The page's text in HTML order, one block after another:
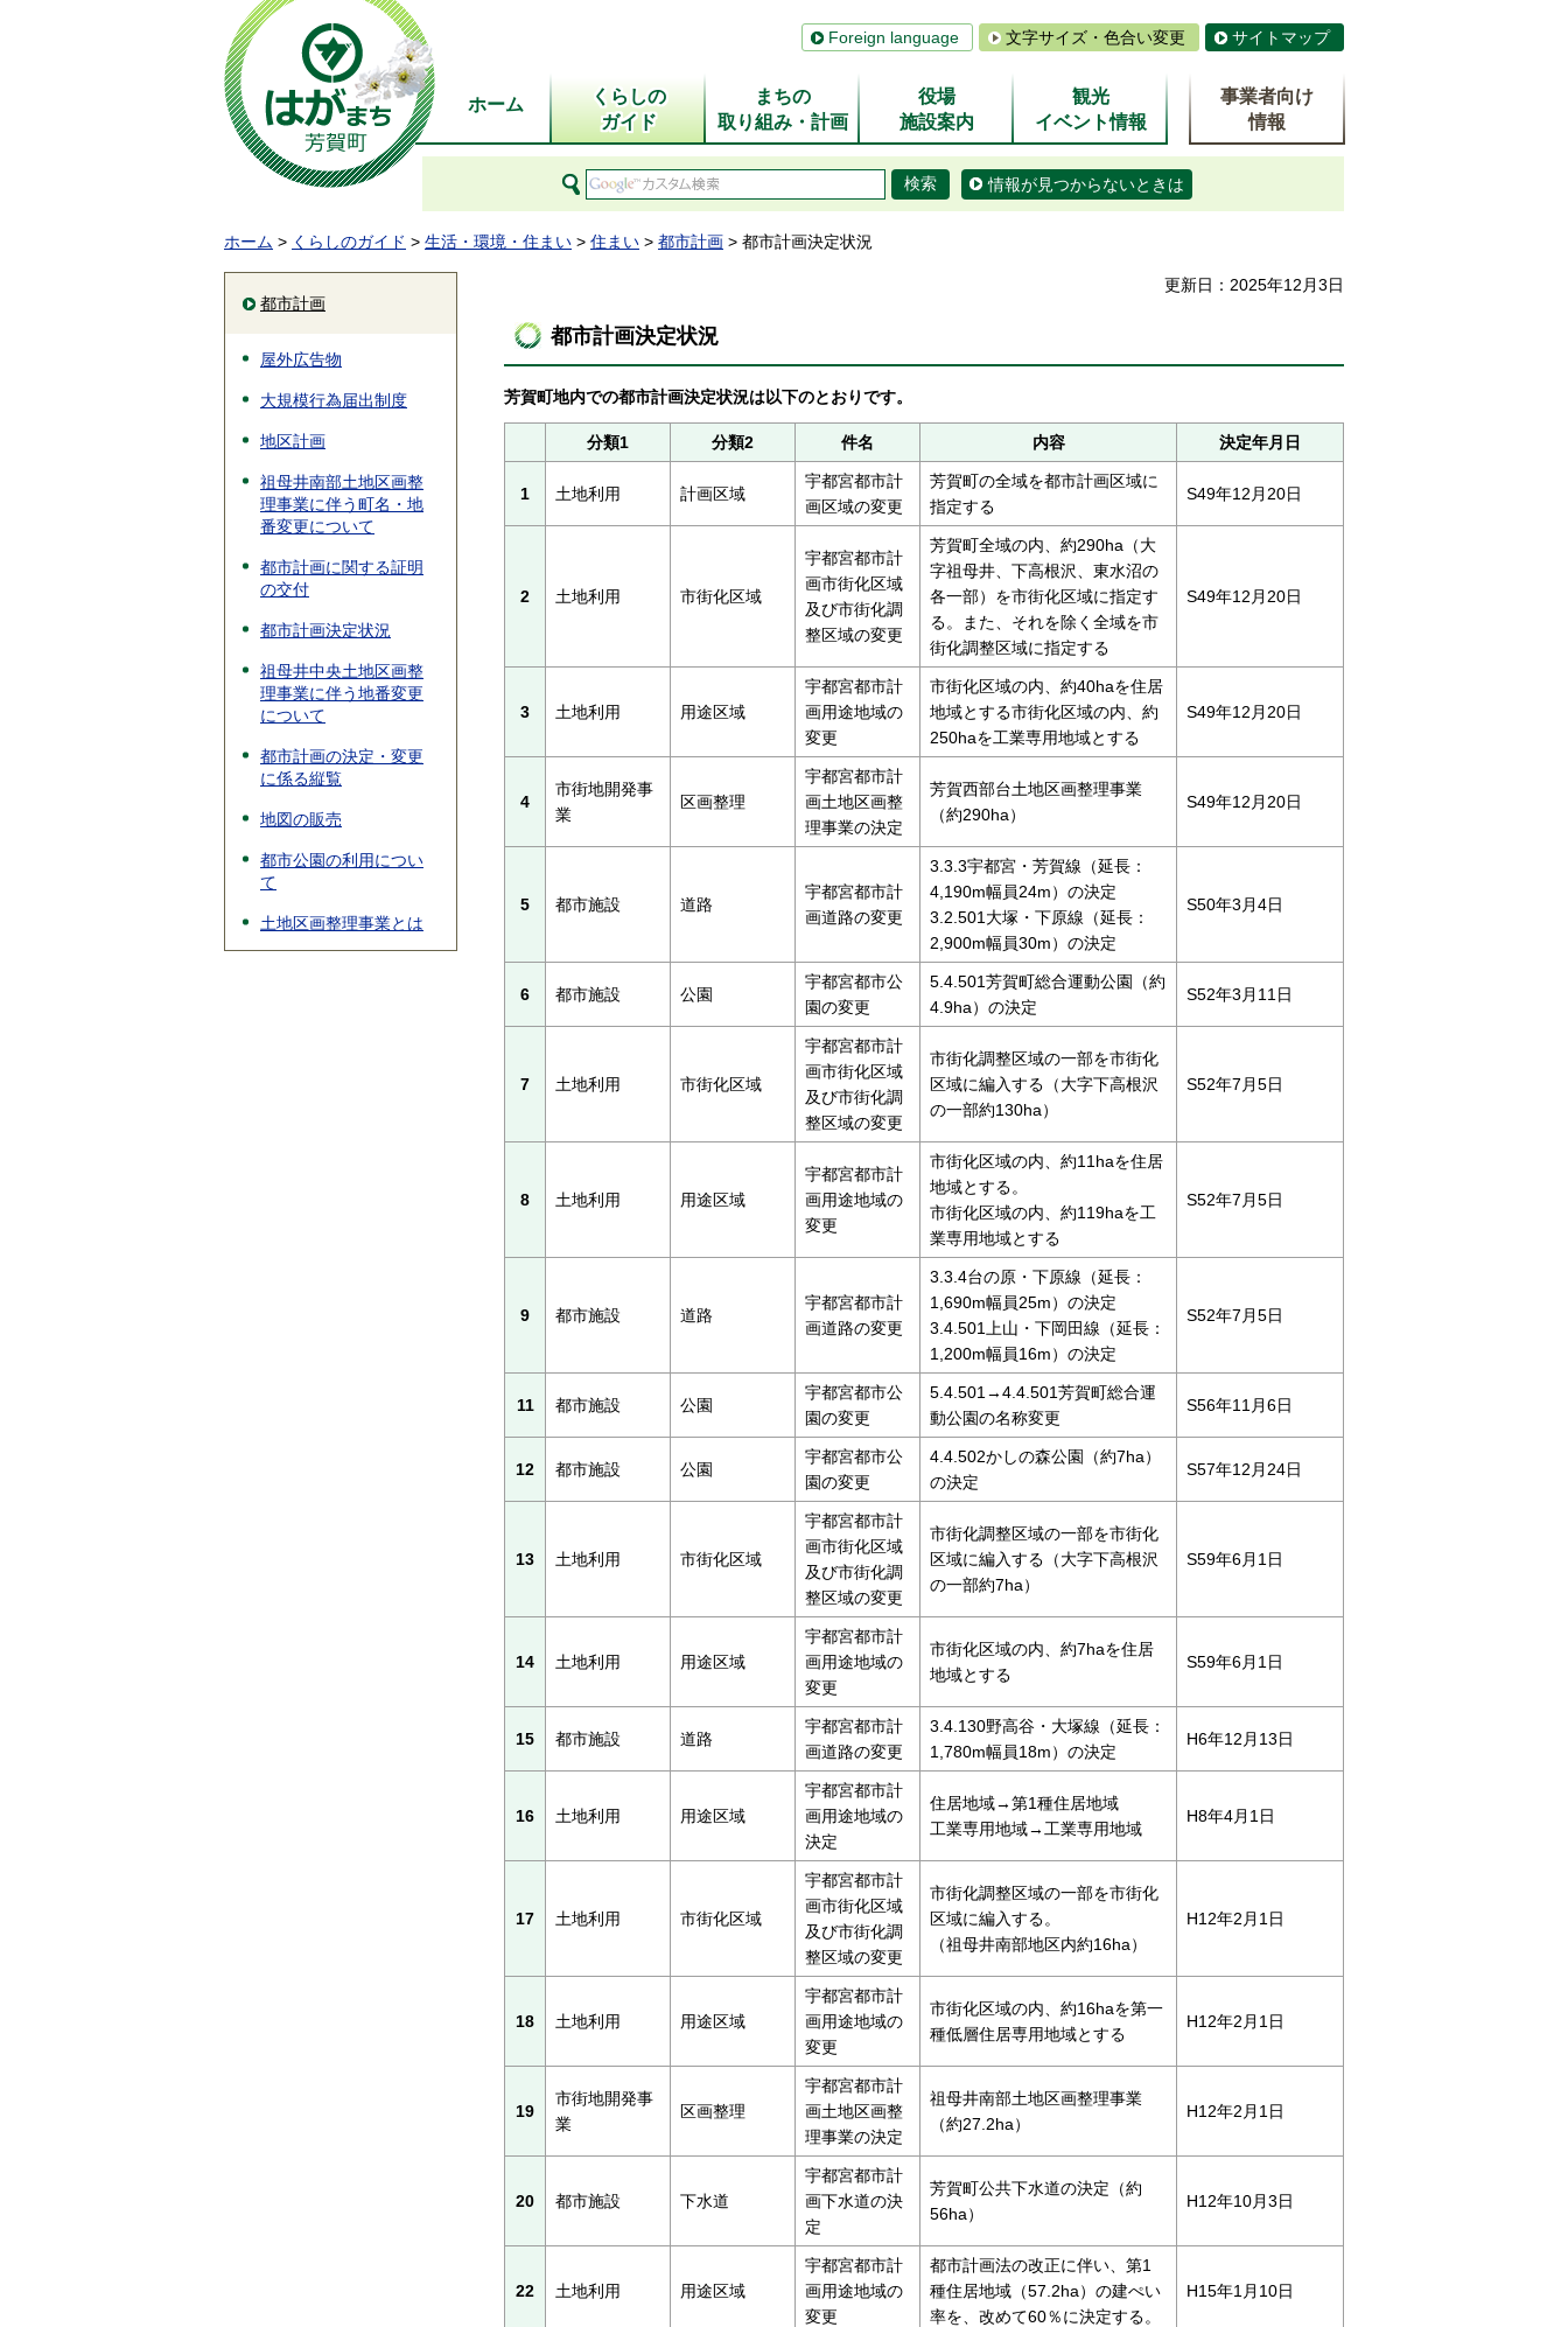
Foreign language 文字サイズ・色合い変更 サイトマップ
ホーム
くらしの
ガイド
まちの
取り組み・計画
役場
施設案内
観光
イベント情報
事業者向け
情報
情報が見つからないときは
ホーム > くらしのガイド > 生活・環境・住まい > 住まい > 都市計画 > 都市計画決定状況
都市計画
屋外広告物
大規模行為届出制度
地区計画
祖母井南部土地区画整
理事業に伴う町名・地
番変更について
都市計画に関する証明
の交付
都市計画決定状況
祖母井中央土地区画整
理事業に伴う地番変更
について
都市計画の決定・変更
に係る縦覧
地図の販売
都市公園の利用につい
て
土地区画整理事業とは
更新日：2025年12月3日
都市計画決定状況
芳賀町地内での都市計画決定状況は以下のとおりです。
分類1 分類2 件名 内容 決定年月日
1 土地利用 計画区域
宇都宮都市計
画区域の変更
芳賀町の全域を都市計画区域に
指定する
S49年12月20日
2 土地利用 市街化区域
宇都宮都市計
画市街化区域
及び市街化調
整区域の変更
芳賀町全域の内、約290ha（大
字祖母井、下高根沢、東水沼の
各一部）を市街化区域に指定す
る。また、それを除く全域を市
街化調整区域に指定する
S49年12月20日
3 土地利用 用途区域
宇都宮都市計
画用途地域の
変更
市街化区域の内、約40haを住居
地域とする市街化区域の内、約
250haを工業専用地域とする
S49年12月20日
4
市街地開発事
業
区画整理
宇都宮都市計
画土地区画整
理事業の決定
芳賀西部台土地区画整理事業
（約290ha）
S49年12月20日
5 都市施設 道路
宇都宮都市計
画道路の変更
3.3.3宇都宮・芳賀線（延長：
4,190m幅員24m）の決定
3.2.501大塚・下原線（延長：
2,900m幅員30m）の決定
S50年3月4日
6 都市施設 公園
宇都宮都市公
園の変更
5.4.501芳賀町総合運動公園（約
4.9ha）の決定
S52年3月11日
7 土地利用 市街化区域
宇都宮都市計
画市街化区域
及び市街化調
整区域の変更
市街化調整区域の一部を市街化
区域に編入する（大字下高根沢
の一部約130ha）
S52年7月5日
8 土地利用 用途区域
宇都宮都市計
画用途地域の
変更
市街化区域の内、約11haを住居
地域とする。
市街化区域の内、約119haを工
業専用地域とする
S52年7月5日
9 都市施設 道路
宇都宮都市計
画道路の変更
3.3.4台の原・下原線（延長：
1,690m幅員25m）の決定
3.4.501上山・下岡田線（延長：
1,200m幅員16m）の決定
S52年7月5日
11 都市施設 公園
宇都宮都市公
園の変更
5.4.501→4.4.501芳賀町総合運
動公園の名称変更
S56年11月6日
12 都市施設 公園
宇都宮都市公
園の変更
4.4.502かしの森公園（約7ha）
の決定
S57年12月24日
13 土地利用 市街化区域
宇都宮都市計
画市街化区域
及び市街化調
整区域の変更
市街化調整区域の一部を市街化
区域に編入する（大字下高根沢
の一部約7ha）
S59年6月1日
14 土地利用 用途区域
宇都宮都市計
画用途地域の
変更
市街化区域の内、約7haを住居
地域とする
S59年6月1日
15 都市施設 道路
宇都宮都市計
画道路の変更
3.4.130野高谷・大塚線（延長：
1,780m幅員18m）の決定
H6年12月13日
16 土地利用 用途区域
宇都宮都市計
画用途地域の
決定
住居地域→第1種住居地域
工業専用地域→工業専用地域
H8年4月1日
17 土地利用 市街化区域
宇都宮都市計
画市街化区域
及び市街化調
整区域の変更
市街化調整区域の一部を市街化
区域に編入する。
（祖母井南部地区内約16ha）
H12年2月1日
18 土地利用 用途区域
宇都宮都市計
画用途地域の
変更
市街化区域の内、約16haを第一
種低層住居専用地域とする
H12年2月1日
19
市街地開発事
業
区画整理
宇都宮都市計
画土地区画整
理事業の決定
祖母井南部土地区画整理事業
（約27.2ha）
H12年2月1日
20 都市施設 下水道
宇都宮都市計
画下水道の決
定
芳賀町公共下水道の決定（約
56ha）
H12年10月3日
22 土地利用 用途区域
宇都宮都市計
画用途地域の
変更
都市計画法の改正に伴い、第1
種住居地域（57.2ha）の建ぺい
率を、改めて60％に決定する。
H15年1月10日